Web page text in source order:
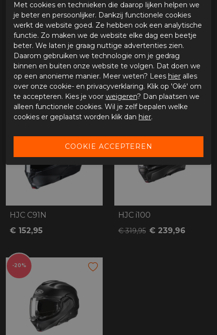
Merk
HJC
Leveranciercode
1351864XL888
Categorie
Systeem helm
Kleur
carbon
Materiaal buitenkant
Carbon
Bestelcode
ci3179702
GERELATEERDE PRODUCTEN
HJC C91N
€ 152,95
-25%
HJC i100
€ 319,95 € 239,96
-20%
Met cookies en technieken die daarop lijken helpen we
je beter en persoonlijker. Dankzij functionele cookies
werkt de website goed. Ze hebben ook een analytische
functie. Zo maken we de website elke dag een beetje
beter. We laten je graag nuttige advertenties zien.
Daarom gebruiken we technologie om je gedrag
binnen en buiten onze website te volgen. Dat doen we
op een anonieme manier. Meer weten? Lees hier alles
over onze cookie- en privacyverklaring. Klik op 'Oké' om
te accepteren. Kies je voor weigeren? Dan plaatsen we
alleen functionele cookies. Wil je zelf bepalen welke
cookies er geplaatst worden klik dan hier.